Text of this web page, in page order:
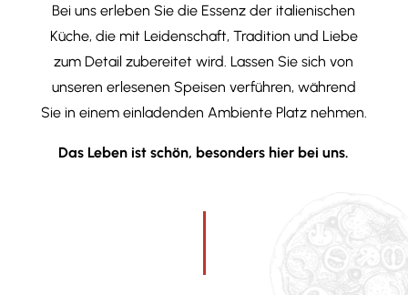
Bei uns erleben Sie die Essenz der italienischen
Küche, die mit Leidenschaft, Tradition und Liebe
zum Detail zubereitet wird. Lassen Sie sich von
unseren erlesenen Speisen verführen, während
Sie in einem einladenden Ambiente Platz nehmen.
Das Leben ist schön, besonders hier bei uns.